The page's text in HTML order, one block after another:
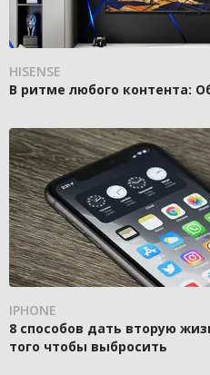
HISENSE
В ритме любого контента:
IPHONE
8 способов дать вторую
того чтобы выбросить